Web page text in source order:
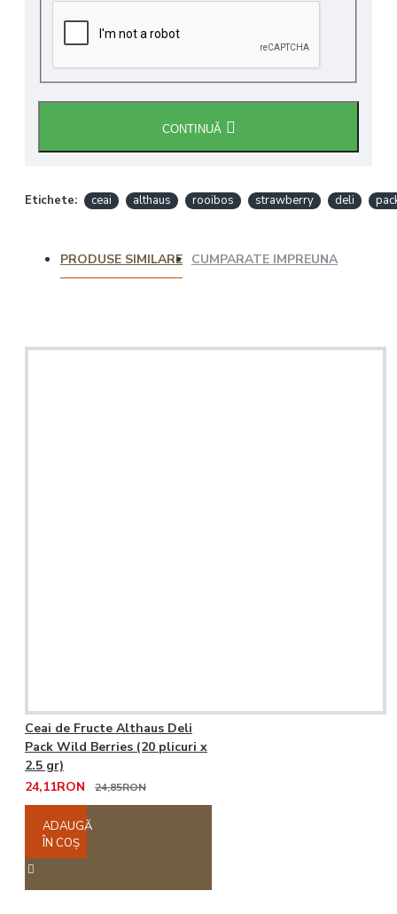
CONTINUĂ
Etichete: ceai althaus rooibos strawberry deli
PRODUSE SIMILARE CUMPARATE IMPREUNA
Ceai de Fructe Althaus Deli
Pack Wild Berries (20 plicuri x
2.5 gr)
24,11RON
24,85RON
ADAUGĂ
ÎN COŞ